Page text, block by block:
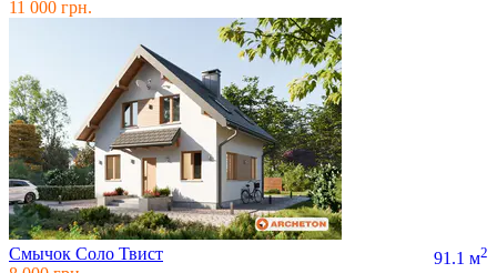
11 000 грн.
Смычок Соло Твист 91.1 м2